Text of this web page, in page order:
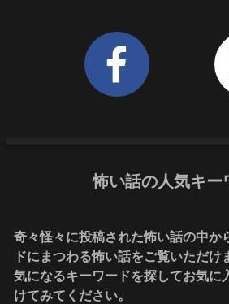
怖い話の人気キー
奇々怪々に投稿された怖い話の中か
ドにまつわる怖い話をご覧いただけ
気になるキーワードを探してお気に
けてみてください。